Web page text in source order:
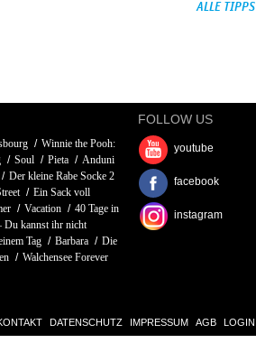
ALLE TIPPS
Winnie the Pooh:
Soul Pieta
Anduni
Der kleine Rabe Socke 2
Ein Sack voll
Vacation
40 Tage in
Du kannst ihr nicht
Tag Barbara
Die
Walchensee Forever
FOLLOW US
youtube
facebook
instagram
DATENSCHUTZ IMPRESSUM AGB LOGIN